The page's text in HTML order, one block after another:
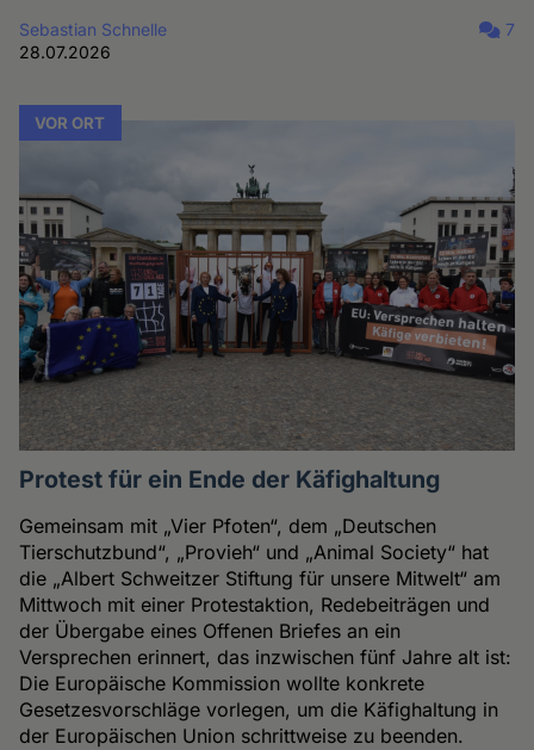
Sebastian Schnelle
28.07.2026
7
VOR ORT
Protest für ein Ende der Käfighaltung
Gemeinsam mit „Vier Pfoten“, dem „Deutschen
Tierschutzbund“, „Provieh“ und „Animal Society“ hat
die „Albert Schweitzer Stiftung für unsere Mitwelt“ am
Mittwoch mit einer Protestaktion, Redebeiträgen und
der Übergabe eines Offenen Briefes an ein
Versprechen erinnert, das inzwischen fünf Jahre alt ist:
Die Europäische Kommission wollte konkrete
Gesetzesvorschläge vorlegen, um die Käfighaltung in
der Europäischen Union schrittweise zu beenden.